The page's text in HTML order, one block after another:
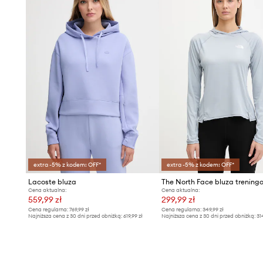
extra -5% z kodem: OFF*
Lacoste bluza
Cena aktualna:
559,99 zł
Cena regularna: 769,99 zł
Najniższa cena z 30 dni przed obniżką: 619,99 zł
extra -5% z kodem: OFF*
Cena aktualna:
299,99 zł
Cena regularna:349,99 zł
Najniższa cena z 30 dni przed obniżką: